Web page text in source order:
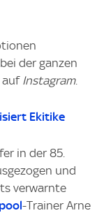
der ganzen
auf Instagram.
Ekitike
in der 85.
und
verwarnte
-Trainer Arne